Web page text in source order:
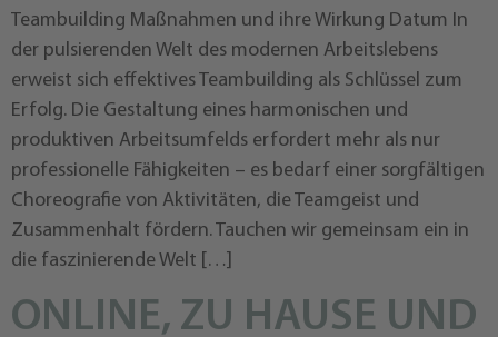
Teambuilding Maßnahmen und ihre Wirkung Datum In
der pulsierenden Welt des modernen Arbeitslebens
erweist sich effektives Teambuilding als Schlüssel zum
Erfolg. Die Gestaltung eines harmonischen und
produktiven Arbeitsumfelds erfordert mehr als nur
professionelle Fähigkeiten – es bedarf einer sorgfältigen
Choreografie von Aktivitäten, die Teamgeist und
Zusammenhalt fördern. Tauchen wir gemeinsam ein in
die faszinierende Welt […]
ONLINE, ZU HAUSE UND